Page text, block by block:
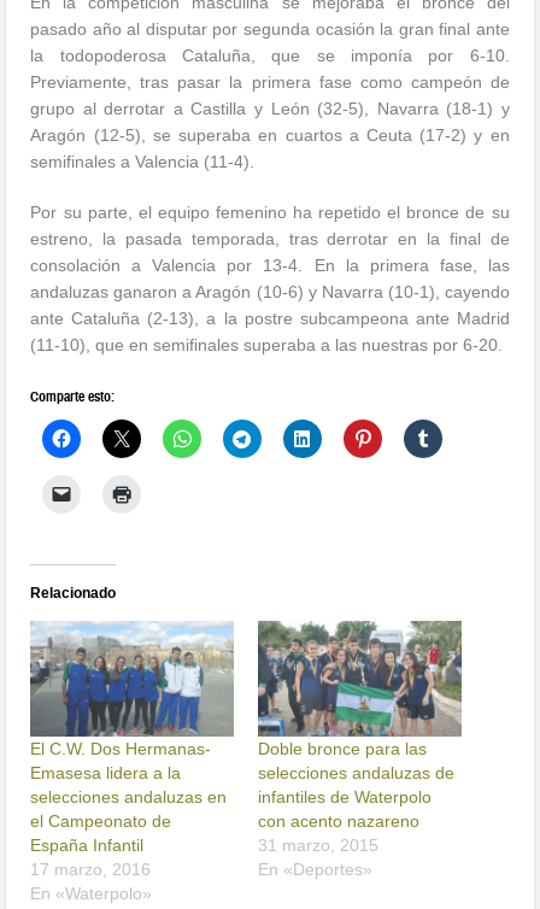
pasado año al disputar por segunda ocasión la gran final ante
la todopoderosa Cataluña, que se imponía por 6-10.
Previamente, tras pasar la primera fase como campeón de
grupo al derrotar a Castilla y León (32-5), Navarra (18-1) y
Aragón (12-5), se superaba en cuartos a Ceuta (17-2) y en
semifinales a Valencia (11-4).
Por su parte, el equipo femenino ha repetido el bronce de su
estreno, la pasada temporada, tras derrotar en la final de
consolación a Valencia por 13-4. En la primera fase, las
andaluzas ganaron a Aragón (10-6) y Navarra (10-1), cayendo
ante Cataluña (2-13), a la postre subcampeona ante Madrid
(11-10), que en semifinales superaba a las nuestras por 6-20.
Comparte esto:
Relacionado
El C.W. Dos Hermanas-
Emasesa lidera a la
selecciones andaluzas en
el Campeonato de
España Infantil
17 marzo, 2016
En «Waterpolo»
Doble bronce para las
selecciones andaluzas de
infantiles de Waterpolo
con acento nazareno
31 marzo, 2015
En «Deportes»